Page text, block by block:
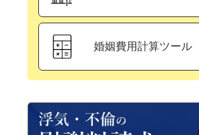
婚姻費用計算ツール